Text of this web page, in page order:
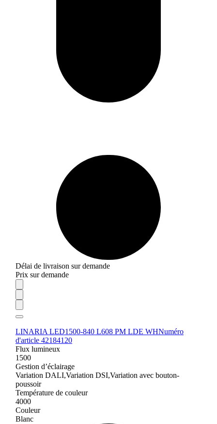
Délai de livraison sur demande
Prix sur demande
LINARIA LED1500-840 L608 PM LDE WHNuméro
d'article 42184120
Flux lumineux
1500
Gestion d’éclairage
Variation DALI,Variation DSI,Variation avec bouton-
poussoir
Température de couleur
4000
Couleur
Blanc